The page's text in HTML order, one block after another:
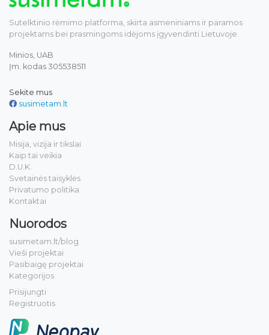
Sutelktinio rėmimo platforma, skirta asmeniniams ir paramos
projektams bei prasmingoms idėjoms įgyvendinti Lietuvoje.
Minios, UAB
Įm. kodas 305538511
Sekite mus
susimetam.lt
Apie mus
Misija, vizija ir tikslai
Kaip tai veikia
D.U.K.
Svetainės taisyklės
Privatumo politika
Kontaktai
Nuorodos
susimetam.lt/blog
Vieši projektai
Pasibaigę projektai
Kategorijos
Prisijungti
Registruotis